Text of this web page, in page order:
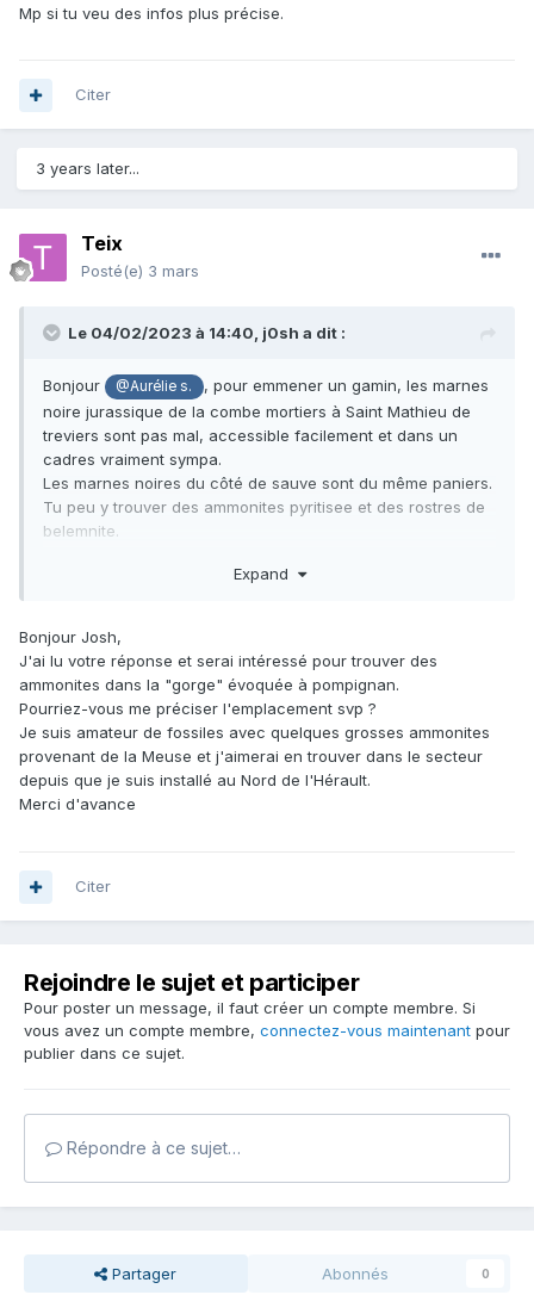
Mp si tu veu des infos plus précise.
Citer
3 years later...
Teix
Posté(e) 3 mars
Le 04/02/2023 à 14:40, j0sh a dit :
Bonjour @Aurélie s.
, pour emmener un gamin, les marnes
noire jurassique de la combe mortiers à Saint Mathieu de
treviers sont pas mal, accessible facilement et dans un
cadres vraiment sympa.
Les marnes noires du côté de sauve sont du même paniers.
Tu peu y trouver des ammonites pyritisee et des rostres de
belemnite.
À pompignan, il y a une jolie "gorge" souvent à sec ou on
Ensuite les ancienne mine de charbon près d'ales ou on
trouve de chouette chose sur la couche en place.
Mp si tu veu des infos plus précise.
Expand
Bonjour Josh,
J'ai lu votre réponse et serai intéressé pour trouver des
ammonites dans la "gorge" évoquée à pompignan.
Pourriez-vous me préciser l'emplacement svp ?
Je suis amateur de fossiles avec quelques grosses ammonites
provenant de la Meuse et j'aimerai en trouver dans le secteur
depuis que je suis installé au Nord de l'Hérault.
Merci d'avance
Citer
Rejoindre le sujet et participer
Pour poster un message, il faut créer un compte membre. Si
vous avez un compte membre, connectez-vous maintenant pour
publier dans ce sujet.
Répondre à ce sujet…
Partager Abonnés 0